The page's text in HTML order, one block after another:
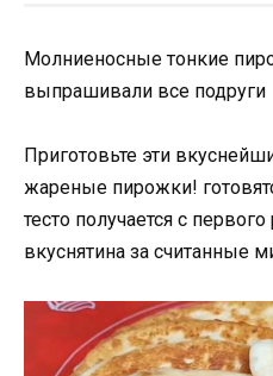
Молниеносные тонкие
выпрашивали все подруги
Приготовьте эти
жареные пирожки!
тесто получается с
вкуснятина за считанные